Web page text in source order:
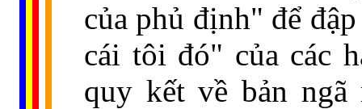
của phủ định" để
cái tôi đó" của các
quy kết về bản ngã